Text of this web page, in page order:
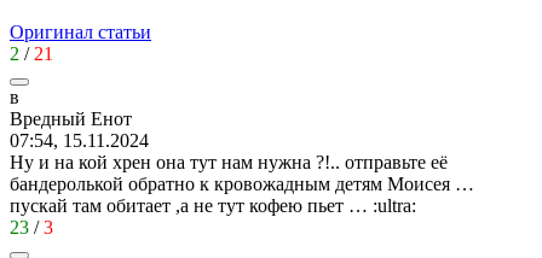
Оригинал статьи
2 / 21
в
Вредный Енот
07:54, 15.11.2024
Ну и на кой хрен она тут нам нужна ?!.. отправьте её
бандеролькой обратно к кровожадным детям Моисея …
пускай там обитает ,а не тут кофею пьет … :ultra:
23 /3